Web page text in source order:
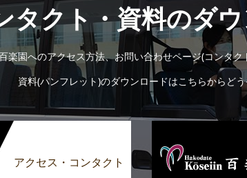
タクト・資料のダ
楽園へのアクセス方法、お問い合わせページ(コンタク
資料(パンフレット)のダウンロードはこちらからど
アクセス・コンタクト